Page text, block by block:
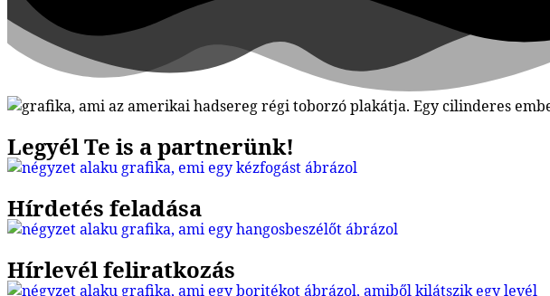
Legyél Te is a partnerünk!
Hírdetés feladása
Hírlevél feliratkozás